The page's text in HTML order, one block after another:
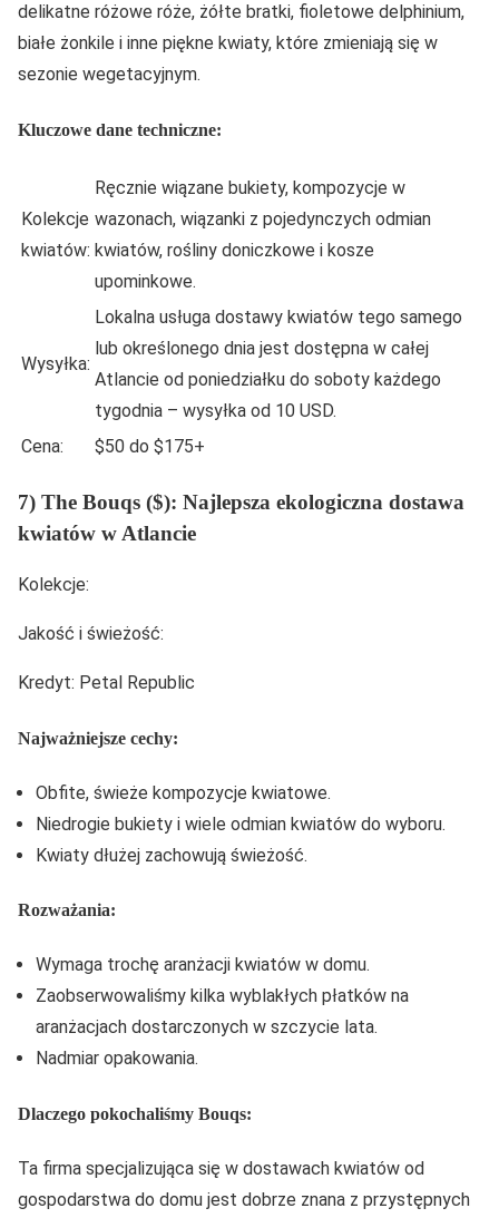
delikatne różowe róże, żółte bratki, fioletowe delphinium,
białe żonkile i inne piękne kwiaty, które zmieniają się w
sezonie wegetacyjnym.
Kluczowe dane techniczne:
Kolekcje
kwiatów:
Ręcznie wiązane bukiety, kompozycje w
wazonach, wiązanki z pojedynczych odmian
kwiatów, rośliny doniczkowe i kosze
upominkowe.
Wysyłka:
Lokalna usługa dostawy kwiatów tego samego
lub określonego dnia jest dostępna w całej
Atlancie od poniedziałku do soboty każdego
tygodnia – wysyłka od 10 USD.
Cena:
$50 do $175+
7) The Bouqs ($): Najlepsza ekologiczna dostawa
kwiatów w Atlancie
Kolekcje:
Jakość i świeżość:
Kredyt: Petal Republic
Najważniejsze cechy:
Obfite, świeże kompozycje kwiatowe.
Niedrogie bukiety i wiele odmian kwiatów do wyboru.
Kwiaty dłużej zachowują świeżość.
Rozważania:
Wymaga trochę aranżacji kwiatów w domu.
Zaobserwowaliśmy kilka wyblakłych płatków na
aranżacjach dostarczonych w szczycie lata.
Nadmiar opakowania.
Dlaczego pokochaliśmy Bouqs:
Ta firma specjalizująca się w dostawach kwiatów od
gospodarstwa do domu jest dobrze znana z przystępnych